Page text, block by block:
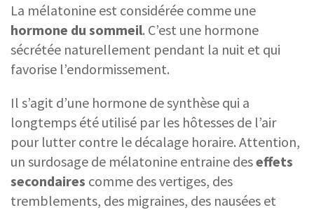
La mélatonine est considérée comme une
hormone du sommeil. C’est une hormone
sécrétée naturellement pendant la nuit et qui
favorise l’endormissement.
Il s’agit d’une hormone de synthèse qui a
longtemps été utilisé par les hôtesses de l’air
pour lutter contre le décalage horaire. Attention,
un surdosage de mélatonine entraine deseffets
secondaires comme des vertiges, des
tremblements, des migraines, des nausées et